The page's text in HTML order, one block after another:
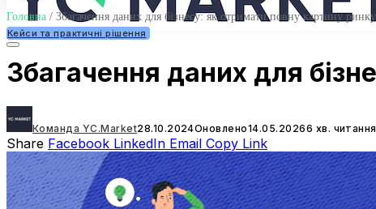
Головна / Збагачення даних для бізнесу: як отримати повну картину ринку
Кейси та практичні рішення
Збагачення даних для
Команда YC.Market28.10.2024Оновлено14.05.20266 хв. читання
Share Facebook LinkedIn Email Copy Link